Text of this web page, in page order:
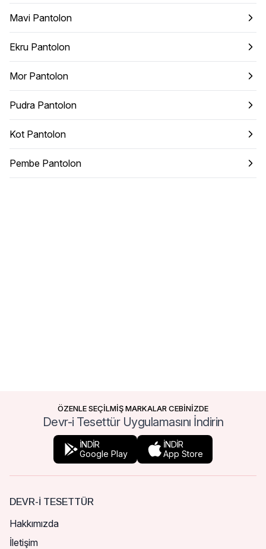
Mavi Pantolon
Ekru Pantolon
Mor Pantolon
Pudra Pantolon
Kot Pantolon
Pembe Pantolon
ÖZENLE SEÇİLMİŞ MARKALAR CEBİNİZDE
Devr-i Tesettür Uygulamasını İndirin
İNDİR
Google Play
İNDİR
App Store
DEVR-I TESETTÜR
Hakkımızda
İletişim